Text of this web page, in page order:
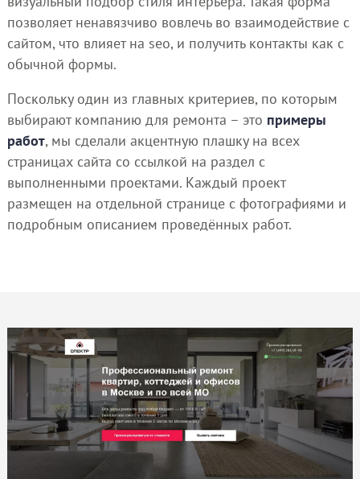
позволяет ненавязчиво вовлечь во взаимодействие с
сайтом, что влияет на seo, и получить контакты как с
обычной формы.
Поскольку один из главных критериев, по которым
выбирают компанию для ремонта – это примеры
работ, мы сделали акцентную плашку на всех
страницах сайта со ссылкой на раздел с
выполненными проектами. Каждый проект
размещен на отдельной странице с фотографиями и
подробным описанием проведённых работ.